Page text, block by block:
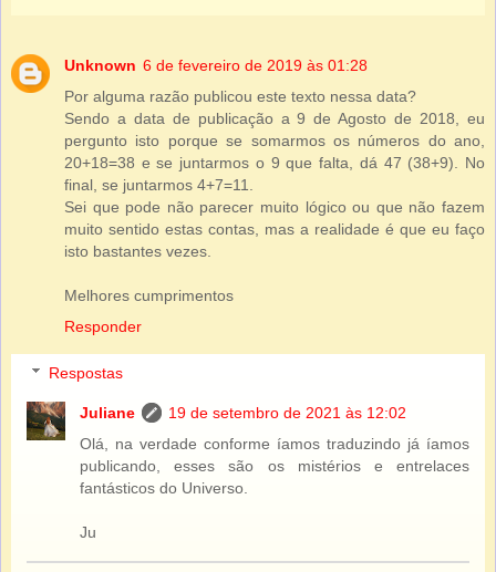
Unknown 6 de fevereiro de 2019 às 01:28
Por alguma razão publicou este texto nessa data?
Sendo a data de publicação a 9 de Agosto de 2018, eu
pergunto isto porque se somarmos os números do ano,
20+18=38 e se juntarmos o 9 que falta, dá 47 (38+9). No
final, se juntarmos 4+7=11.
Sei que pode não parecer muito lógico ou que não fazem
muito sentido estas contas, mas a realidade é que eu faço
isto bastantes vezes.
Melhores cumprimentos
Responder
Respostas
Juliane
19 de setembro de 2021 às 12:02
Olá, na verdade conforme íamos traduzindo já íamos
publicando, esses são os mistérios e entrelaces
fantásticos do Universo.
Ju